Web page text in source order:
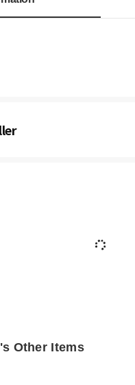
Other Items